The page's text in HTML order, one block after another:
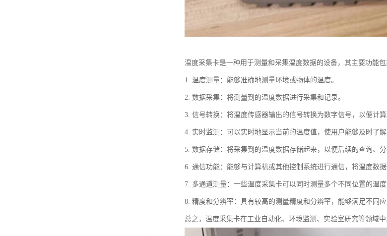
温度采集卡是一种用于测量和采集温度数据的设备，其主要功能包
1. 温度测量：能够准确地测量环境或物体的温度。
2. 数据采集：将测量到的温度数据进行采集和记录。
3. 信号转换：将温度传感器输出的信号转换为数字信号，以便计
4. 实时监测：可以实时地显示当前的温度值，使用户能够及时了解
5. 数据存储：将采集到的温度数据存储起来，以便后续的查询、分
6. 通信功能：能够与计算机或其他控制系统进行通信，将温度数
7. 多通道测量：一些温度采集卡可以同时测量多个不同位置的温
8. 精度和分辨率：具有较高的测量精度和分辨率，能够满足不同应
总之，温度采集卡在工业自动化、环境监测、实验室研究等领域